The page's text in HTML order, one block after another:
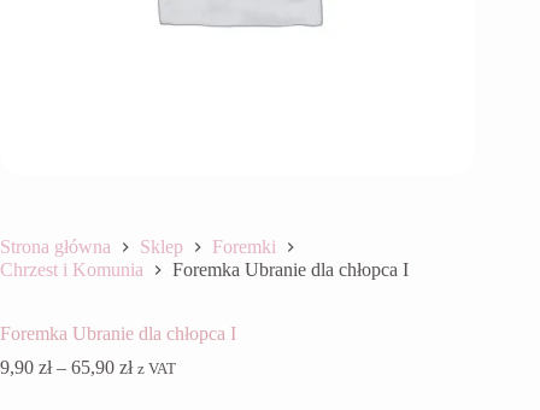
Strona główna Sklep
Foremki
Chrzest i Komunia
Foremka Ubranie dla chłopca I
Foremka Ubranie dla chłopca I
9,90 zł – 65,90 złZakres
z VAT